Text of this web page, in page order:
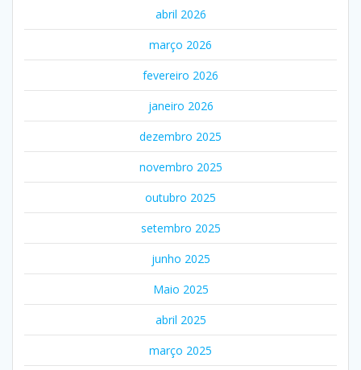
abril 2026
março 2026
fevereiro 2026
janeiro 2026
dezembro 2025
novembro 2025
outubro 2025
setembro 2025
junho 2025
Maio 2025
abril 2025
março 2025